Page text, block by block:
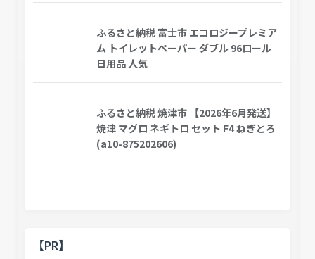
ふるさと納税 富士市 エコロジープレミア
ム トイレットペーパー ダブル 96ロール
日用品 人気
ふるさと納税 焼津市 【2026年6月発送】
焼津 マグロ ネギトロ セット F4 ねぎとろ
(a10-875202606)
【PR】